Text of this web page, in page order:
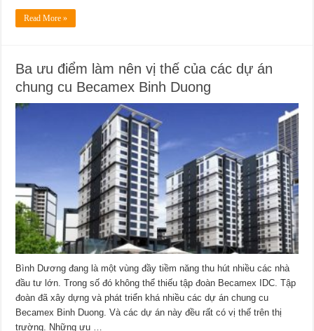
Read More »
Ba ưu điểm làm nên vị thế của các dự án
chung cu Becamex Binh Duong
Bình Dương đang là một vùng đầy tiềm năng thu hút nhiều các nhà
đầu tư lớn. Trong số đó không thể thiếu tập đoàn Becamex IDC. Tập
đoàn đã xây dựng và phát triển khá nhiều các dự án chung cu
Becamex Binh Duong. Và các dự án này đều rất có vị thế trên thị
trường. Những ưu …